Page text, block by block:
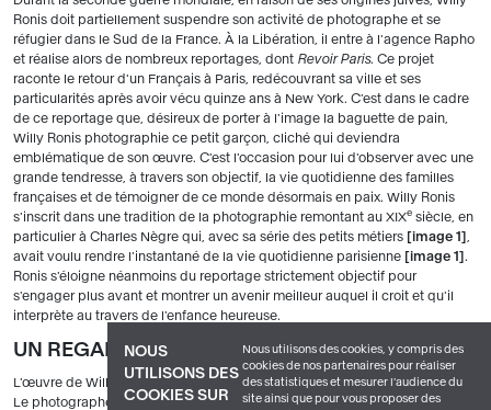
NOUS
UTILISONS DES
COOKIES SUR
Nous utilisons des cookies, y compris des
cookies de nos partenaires pour réaliser
des statistiques et mesurer l'audience du
site ainsi que pour vous proposer des
Ronis doit partiellement suspendre son activité de photographe et se
réfugier dans le Sud de la France. À la Libération, il entre à l'agence Rapho
et réalise alors de nombreux reportages, dont Revoir Paris. Ce projet
raconte le retour d'un Français à Paris, redécouvrant sa ville et ses
particularités après avoir vécu quinze ans à New York. C'est dans le cadre
de ce reportage que, désireux de porter à l'image la baguette de pain,
Willy Ronis photographie ce petit garçon, cliché qui deviendra
emblématique de son œuvre. C'est l'occasion pour lui d'observer avec une
grande tendresse, à travers son objectif, la vie quotidienne des familles
françaises et de témoigner de ce monde désormais en paix. Willy Ronis
s'inscrit dans une tradition de la photographie remontant au XIXe siècle, en
particulier à Charles Nègre qui, avec sa série des petits métiers
image 1
avait voulu rendre l'instantané de la vie quotidienne parisienne
image 1
.
Ronis s'éloigne néanmoins du reportage strictement objectif pour
s'engager plus avant et montrer un avenir meilleur auquel il croit et qu'il
interprète au travers de l'enfance heureuse.
UN REGARD HUMANISTE
L'œuvre de Willy Ronis se caractérise surtout par sa dimension humaniste.
Le photographe porte sur le monde qui l'entoure un regard bienveillant on